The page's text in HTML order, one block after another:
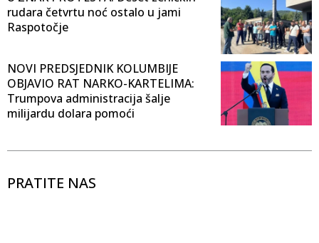
rudara četvrtu noć ostalo u jami
Raspotočje
NOVI PREDSJEDNIK KOLUMBIJE
OBJAVIO RAT NARKO-KARTELIMA:
Trumpova administracija šalje
milijardu dolara pomoći
PRATITE NAS